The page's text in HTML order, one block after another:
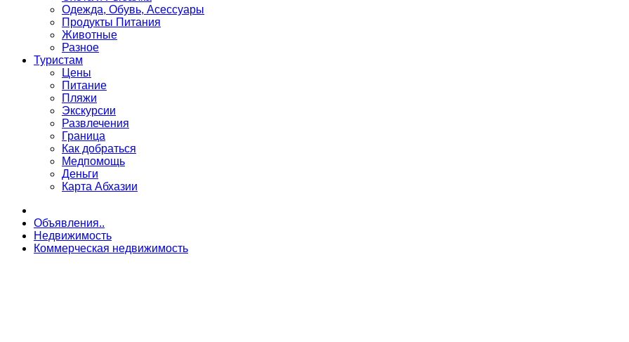
Одежда, Обувь, Асессуары
Продукты Питания
Животные
Разное
Туристам
Цены
Питание
Пляжи
Экскурсии
Развлечения
Граница
Как добраться
Медпомощь
Деньги
Карта Абхазии
Объявления..
Недвижимость
Коммерческая недвижимость